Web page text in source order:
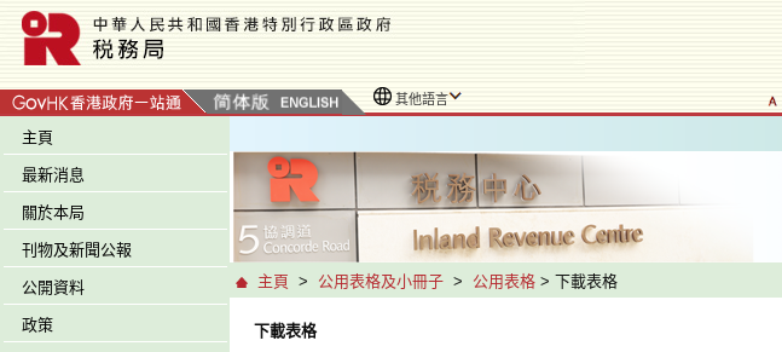
其他語言
主頁
最新消息
關於本局
刊物及新聞公報
公開資料
政策
主頁 > 公用表格及小冊子 > 公用表格 > 下載表格
下載表格